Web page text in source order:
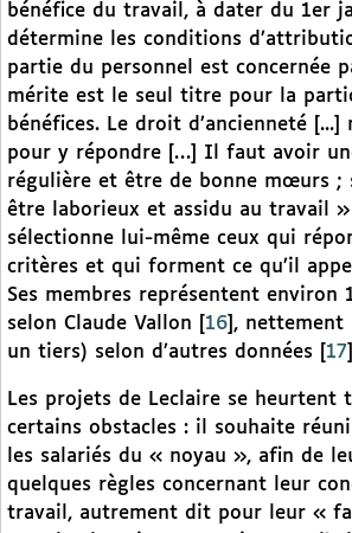
bénéfice du travail, à dater du 1er
détermine les conditions
partie du personnel est concernée
mérite est le seul titre pour la
bénéfices. Le droit d’ancienneté [...]
pour y répondre […] Il faut avoir
régulière et être de bonne mœurs ;
être laborieux et assidu au travail »
sélectionne lui-même ceux qui
critères et qui forment ce qu’il
Ses membres représentent environ
selon Claude Vallon
16 , nettement
un tiers) selon d’autres données
17
Les projets de Leclaire se heurtent
certains obstacles : il souhaite
les salariés du « noyau », afin de
quelques règles concernant leur
travail, autrement dit pour leur «